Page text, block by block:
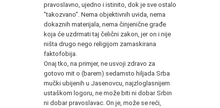
pravoslavno, ujedno i istinito, dok je sve ostalo
"takozvano". Nema objektivnih uvida, nema
dokaznih materijala, nema činjenične građe
koja će uzdrmati taj čelični zakon, jer on i nije
ništa drugo nego religijom zamaskirana
faktofobija.
Onaj tko, na primjer, ne usvoji zdravo za
gotovo mit o (barem) sedamsto hiljada Srba
mučki ubijenih u Jasenovcu, najzloglasnijem
ustaškom logoru, ne može biti ni dobar Srbin
ni dobar pravoslavac. On je, može se reći,